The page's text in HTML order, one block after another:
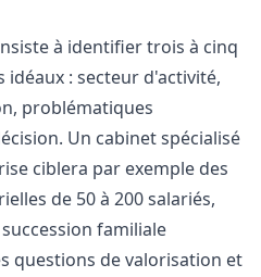
à identifier trois à cinq
: secteur d'activité,
problématiques
Un cabinet spécialisé
ciblera par exemple des
de 50 à 200 salariés,
familiale
questions de valorisation et